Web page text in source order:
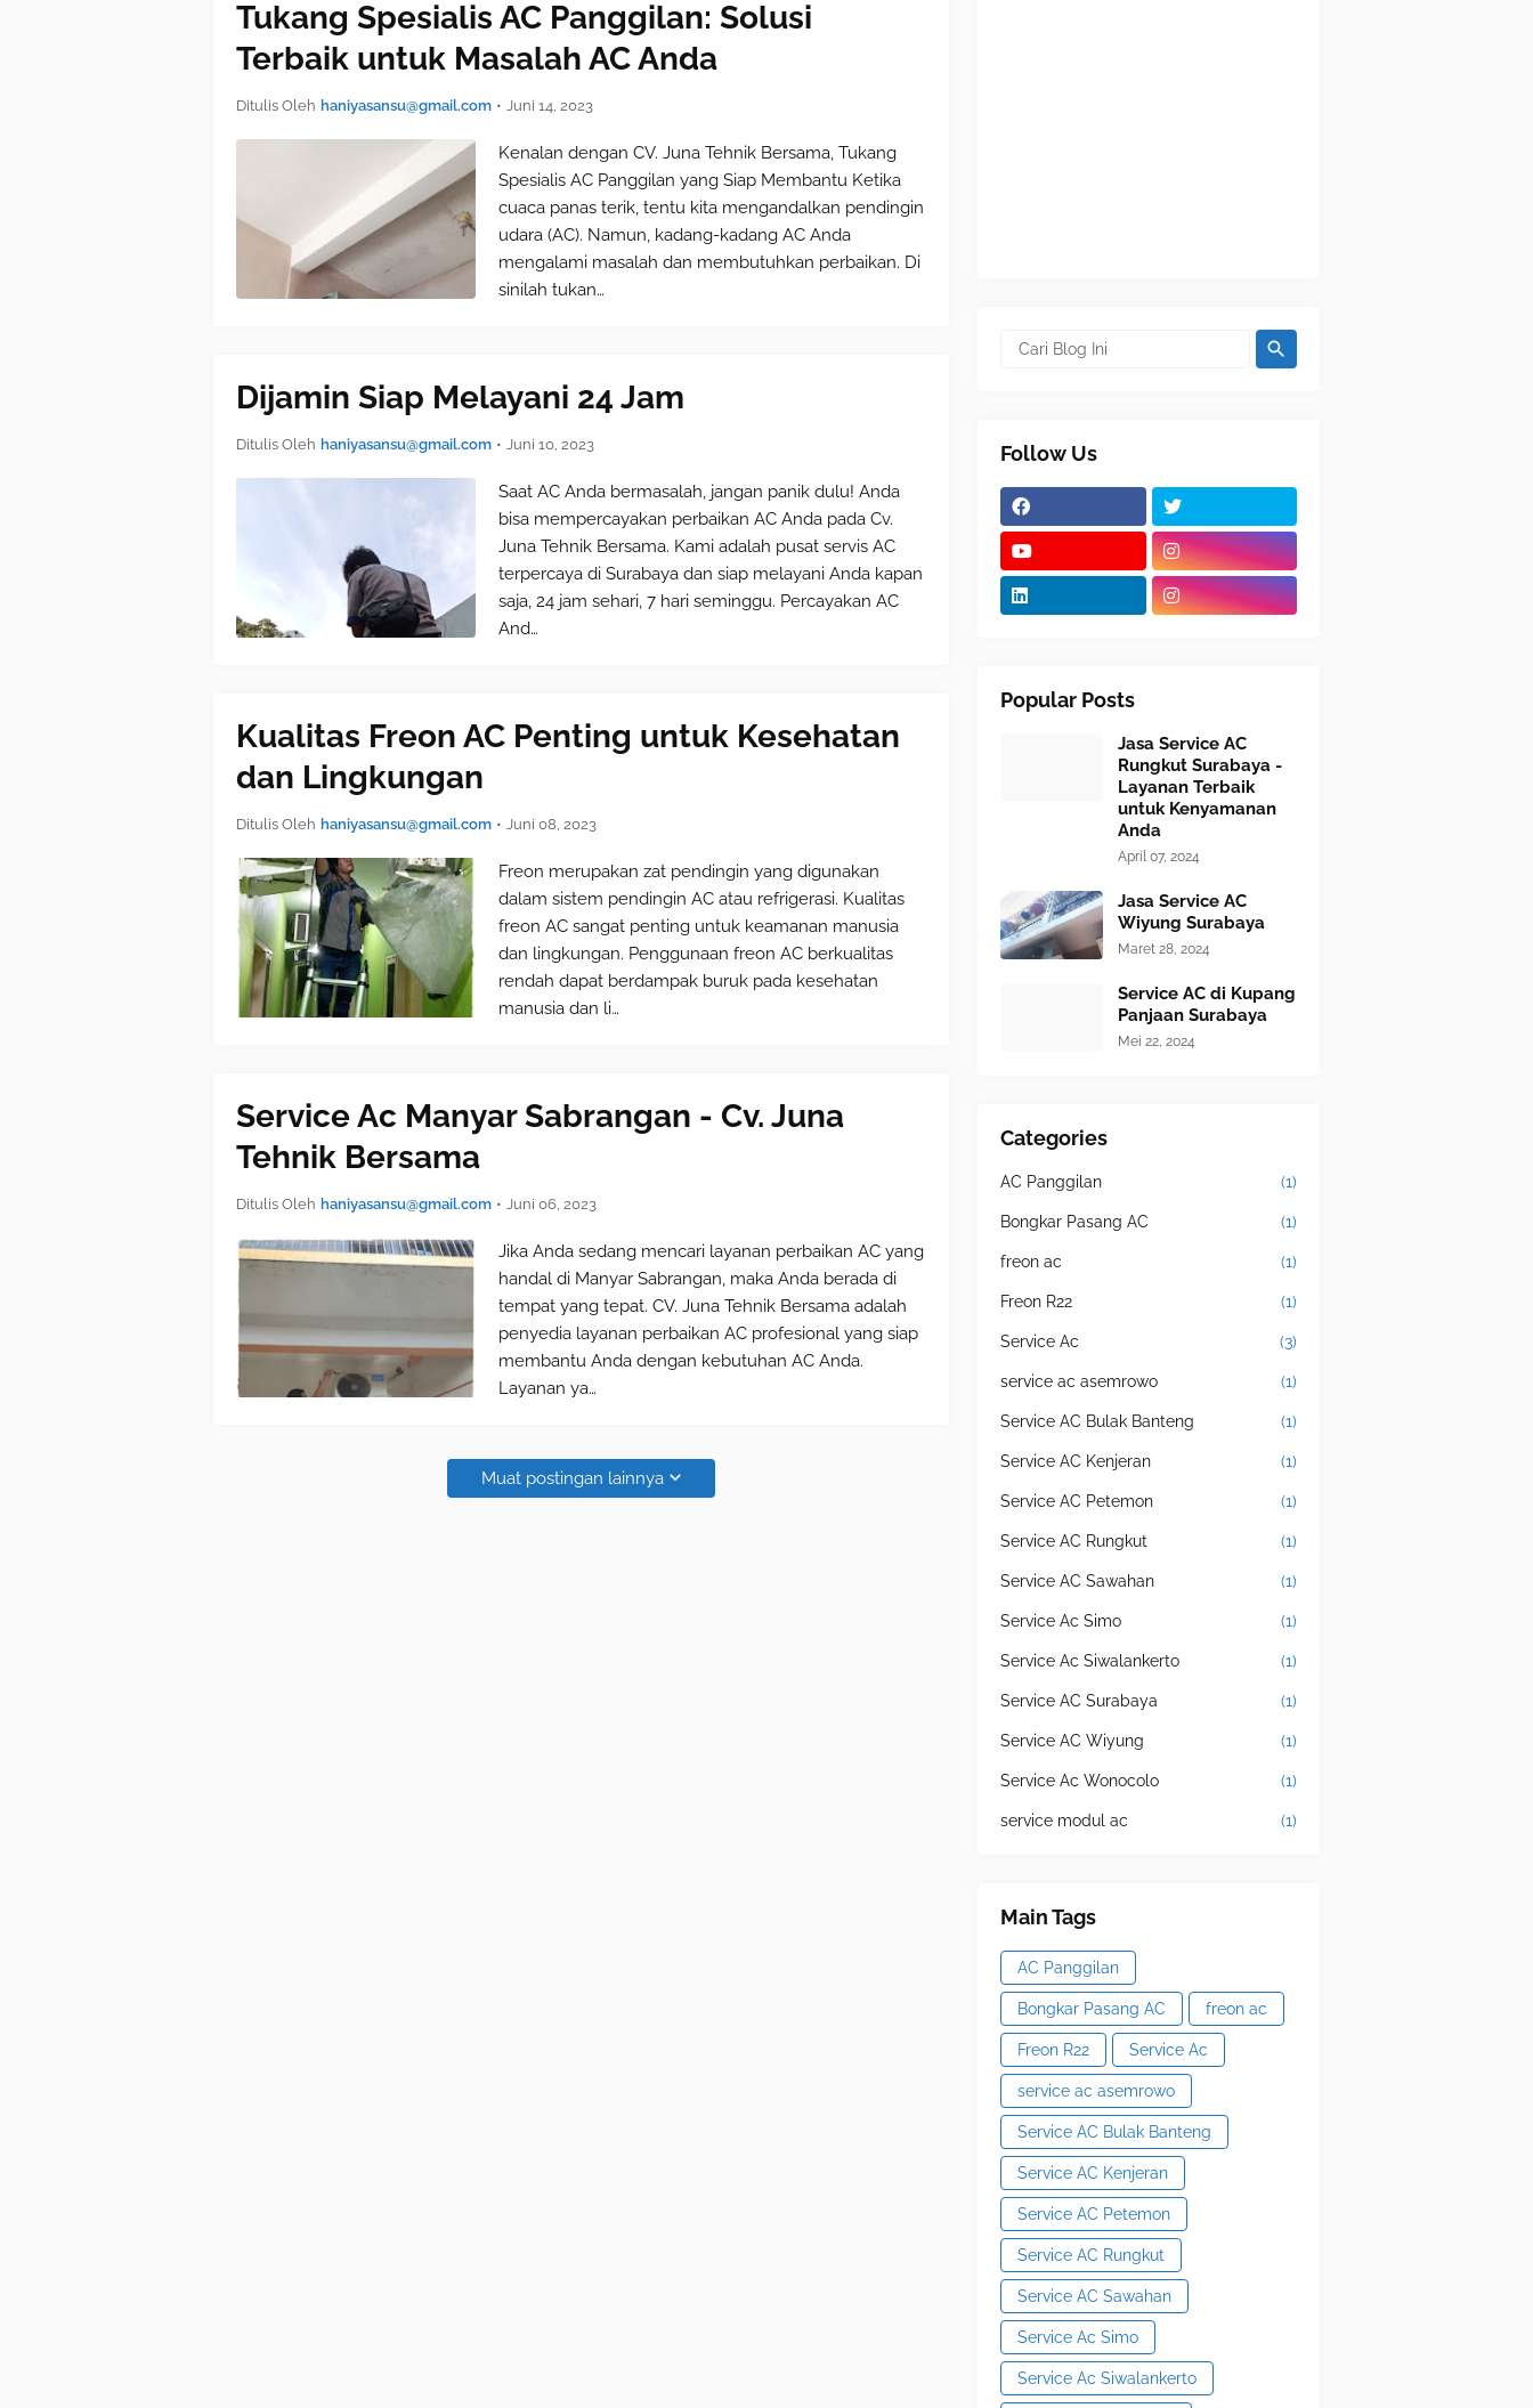
Tukang Spesialis AC Panggilan: Solusi
Terbaik untuk Masalah AC Anda
Ditulis Oleh haniyasansu@gmail.com • Juni 14, 2023
Kenalan dengan CV. Juna Tehnik Bersama, Tukang
Spesialis AC Panggilan yang Siap Membantu Ketika
cuaca panas terik, tentu kita mengandalkan pendingin
udara (AC). Namun, kadang-kadang AC Anda
mengalami masalah dan membutuhkan perbaikan. Di
sinilah tukan…
Dijamin Siap Melayani 24 Jam
Ditulis Oleh haniyasansu@gmail.com • Juni 10, 2023
Saat AC Anda bermasalah, jangan panik dulu! Anda
bisa mempercayakan perbaikan AC Anda pada Cv.
Juna Tehnik Bersama. Kami adalah pusat servis AC
terpercaya di Surabaya dan siap melayani Anda kapan
saja, 24 jam sehari, 7 hari seminggu. Percayakan AC
And…
Kualitas Freon AC Penting untuk Kesehatan
dan Lingkungan
Ditulis Oleh haniyasansu@gmail.com • Juni 08, 2023
Freon merupakan zat pendingin yang digunakan
dalam sistem pendingin AC atau refrigerasi. Kualitas
freon AC sangat penting untuk keamanan manusia
dan lingkungan. Penggunaan freon AC berkualitas
rendah dapat berdampak buruk pada kesehatan
manusia dan li…
Service Ac Manyar Sabrangan - Cv. Juna
Tehnik Bersama
Ditulis Oleh haniyasansu@gmail.com • Juni 06, 2023
Jika Anda sedang mencari layanan perbaikan AC yang
handal di Manyar Sabrangan, maka Anda berada di
tempat yang tepat. CV. Juna Tehnik Bersama adalah
penyedia layanan perbaikan AC profesional yang siap
membantu Anda dengan kebutuhan AC Anda.
Layanan ya…
Muat postingan lainnya
Follow Us
Popular Posts
Jasa Service AC
Rungkut Surabaya -
Layanan Terbaik
untuk Kenyamanan
Anda
April 07, 2024
Jasa Service AC
Wiyung Surabaya
Maret 28, 2024
Service AC di Kupang
Panjaan Surabaya
Mei 22, 2024
Categories
AC Panggilan (1)
Bongkar Pasang AC (1)
freon ac (1)
Freon R22 (1)
Service Ac (3)
service ac asemrowo (1)
Service AC Bulak Banteng (1)
Service AC Kenjeran (1)
Service AC Petemon (1)
Service AC Rungkut (1)
Service AC Sawahan (1)
Service Ac Simo (1)
Service Ac Siwalankerto (1)
Service AC Surabaya (1)
Service AC Wiyung (1)
Service Ac Wonocolo (1)
service modul ac (1)
Main Tags
AC Panggilan
Bongkar Pasang AC freon ac
Freon R22 Service Ac
service ac asemrowo
Service AC Bulak Banteng
Service AC Kenjeran
Service AC Petemon
Service AC Rungkut
Service AC Sawahan
Service Ac Simo
Service Ac Siwalankerto